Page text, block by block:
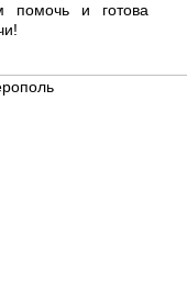
помочь и готова